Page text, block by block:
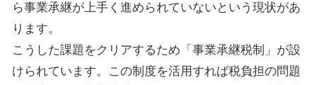
ら事業承継が上手く進められていないという現状があ
ります。
こうした課題をクリアするため「事業承継税制」が設
けられています。この制度を活用すれば税負担の問題